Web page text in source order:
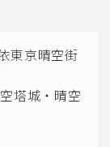
東京晴空街
塔城・晴空